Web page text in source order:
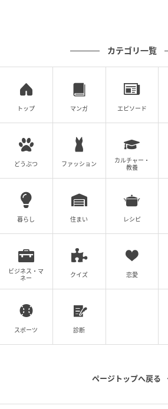
カテゴリ一覧
トップ マンガ エピソード
どうぶつ ファッション
カルチャー・
教養
暮らし 住まい レシピ
ビジネス・マ
ネー
クイズ 恋愛
スポーツ 診断
ページトップへ戻る